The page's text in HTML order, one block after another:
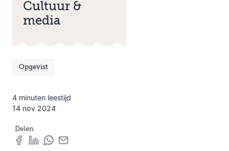
Cultuur &
media
Opgevist
4 minuten leestijd
14 nov 2024
Delen